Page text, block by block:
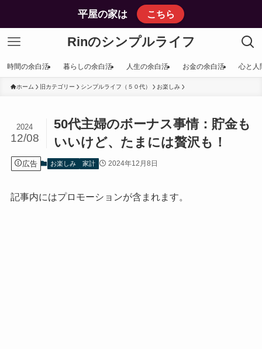
平屋の家は こちら
Rinのシンプルライフ
時間の余白活 暮らしの余白活 人生の余白活 お金の余白活 心と人
ホーム 旧カテゴリー シンプルライフ（５０代） お楽しみ
50代主婦のボーナス事情：貯金も
いいけど、たまには贅沢も！
2024
12/08
広告 お楽しみ 家計 2024年12月8日
記事内にはプロモーションが含まれます。